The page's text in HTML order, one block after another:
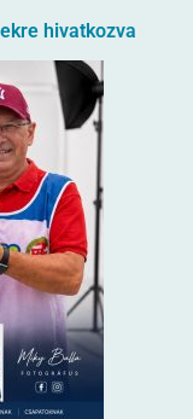
hivatkozva